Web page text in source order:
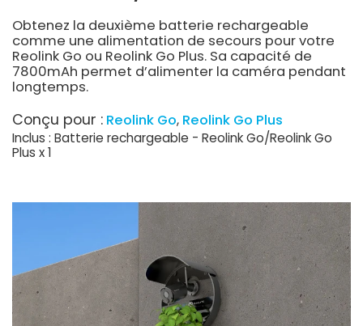
Obtenez la deuxième batterie rechargeable
comme une alimentation de secours pour votre
Reolink Go ou Reolink Go Plus. Sa capacité de
7800mAh permet d’alimenter la caméra pendant
longtemps.
Conçu pour : Reolink Go Reolink Go Plus
Inclus : Batterie rechargeable - Reolink Go/Reolink Go
Plus x 1